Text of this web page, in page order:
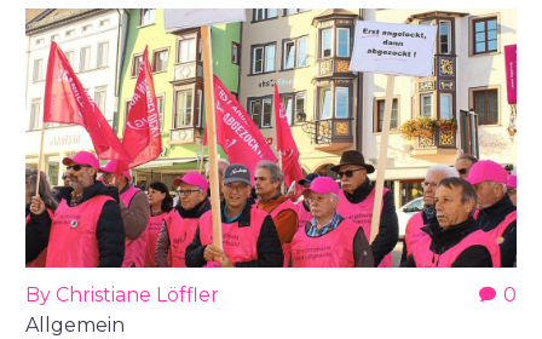
0
By Christiane Löffler
Allgemein